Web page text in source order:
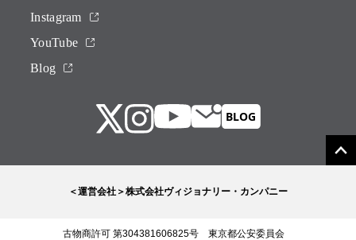
Instagram
YouTube
Blog
＜運営会社＞株式会社ヴィジョナリー・カンパニー
古物商許可 第304381606825号 東京都公安委員会